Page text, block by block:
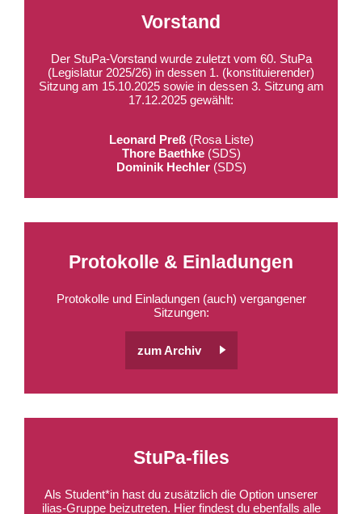
Vorstand
Der StuPa-Vorstand wurde zuletzt vom 60. StuPa
(Legislatur 2025/26) in dessen 1. (konstituierender)
Sitzung am 15.10.2025 sowie in dessen 3. Sitzung am
17.12.2025 gewählt:
Leonard Preß(Rosa Liste)
Thore Baethke(SDS)
Dominik Hechler (SDS)
Protokolle & Einladungen
Protokolle und Einladungen (auch) vergangener
Sitzungen:
zum Archiv
StuPa-files
Als Student*in hast du zusätzlich die Option unserer
ilias-Gruppe beizutreten. Hier findest du ebenfalls alle